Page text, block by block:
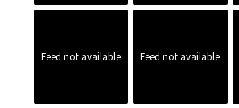
Feed not available Feed not available